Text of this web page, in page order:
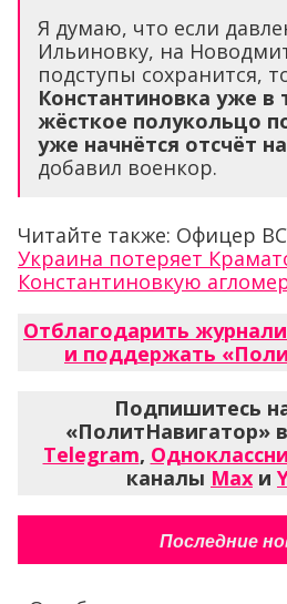
Я думаю, что если
Ильиновку, на
подступы сохранится,
Константиновка уже в
жёсткое полукольцо
уже начнётся отсчёт
добавил военкор.
Читайте также: Офицер
Украина потеряет
Константиновкую
Отблагодарить
и поддержать
Подпишитесь
«ПолитНавигатор»
Telegram,
каналы Max и
Последние